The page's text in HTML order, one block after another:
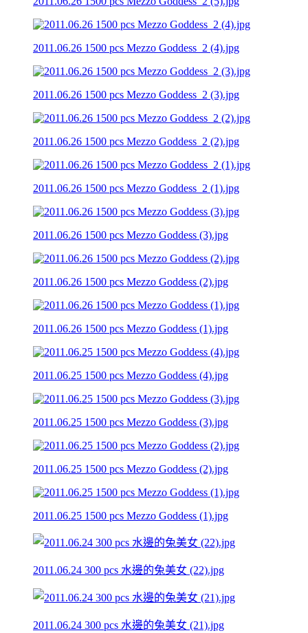
2011.06.26 1500 pcs Mezzo Goddess_2 (4).jpg
2011.06.26 1500 pcs Mezzo Goddess_2 (3).jpg
2011.06.26 1500 pcs Mezzo Goddess_2 (2).jpg
2011.06.26 1500 pcs Mezzo Goddess_2 (1).jpg
2011.06.26 1500 pcs Mezzo Goddess (3).jpg
2011.06.26 1500 pcs Mezzo Goddess (2).jpg
2011.06.26 1500 pcs Mezzo Goddess (1).jpg
2011.06.25 1500 pcs Mezzo Goddess (4).jpg
2011.06.25 1500 pcs Mezzo Goddess (3).jpg
2011.06.25 1500 pcs Mezzo Goddess (2).jpg
2011.06.25 1500 pcs Mezzo Goddess (1).jpg
2011.06.24 300 pcs 水邊的兔美女 (22).jpg
2011.06.24 300 pcs 水邊的兔美女 (21).jpg